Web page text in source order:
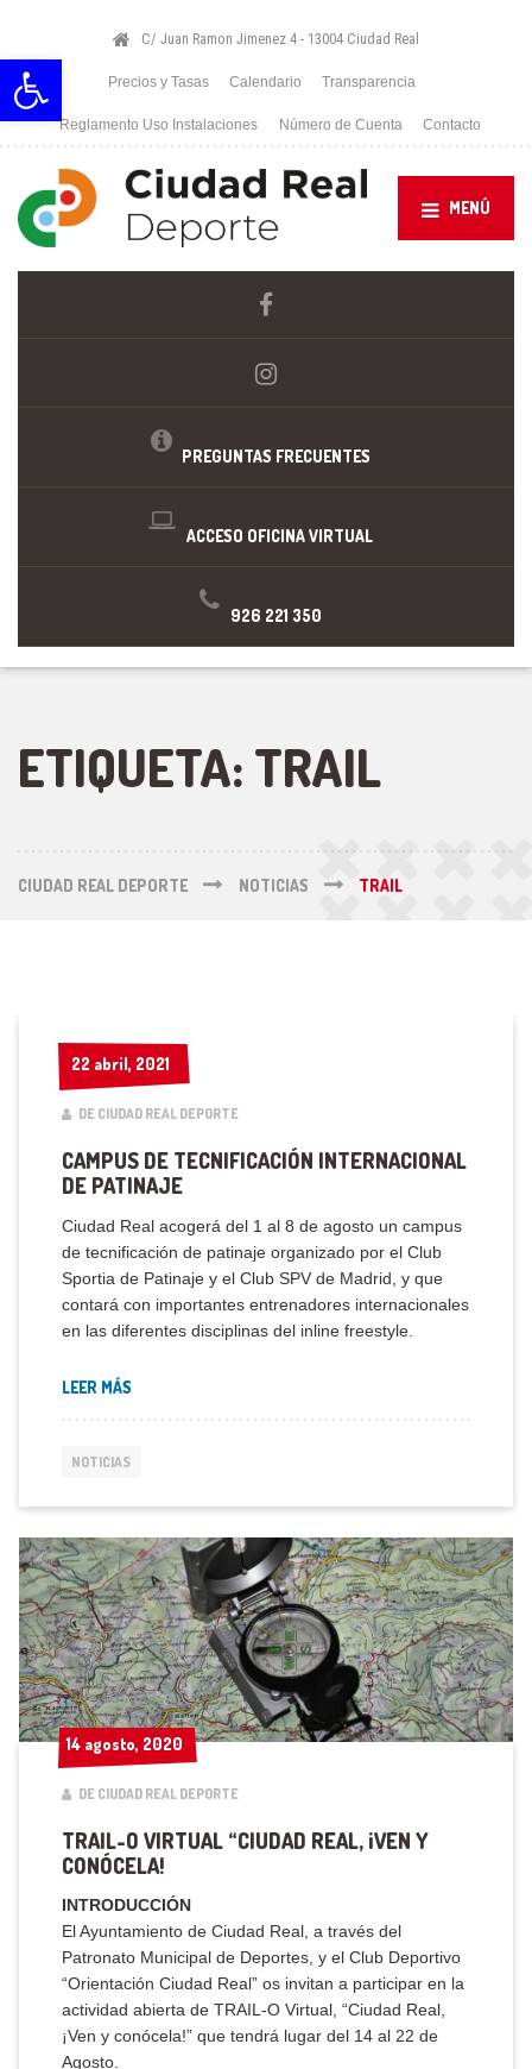
Abrir barra de herramientas
C/ Juan Ramon Jimenez 4 - 13004 Ciudad Real
Precios y Tasas Calendario Transparencia
Reglamento Uso Instalaciones Número de Cuenta Contacto
MENÚ
PREGUNTAS FRECUENTES
ACCESO OFICINA VIRTUAL
926 221 350
ETIQUETA: TRAIL
CIUDAD REAL DEPORTE NOTICIAS TRAIL
22 abril, 2021
22 abril, 2021
DE CIUDAD REAL DEPORTE
CAMPUS DE TECNIFICACIÓN INTERNACIONAL
DE PATINAJE
Ciudad Real acogerá del 1 al 8 de agosto un campus
de tecnificación de patinaje organizado por el Club
Sportia de Patinaje y el Club SPV de Madrid, y que
contará con importantes entrenadores internacionales
en las diferentes disciplinas del inline freestyle.
LEER MÁS
NOTICIAS
14 agosto, 2020
14 agosto, 2020
DE CIUDAD REAL DEPORTE
TRAIL-O VIRTUAL “CIUDAD REAL, ¡VEN Y
CONÓCELA!
INTRODUCCIÓN
El Ayuntamiento de Ciudad Real, a través del
Patronato Municipal de Deportes, y el Club Deportivo
“Orientación Ciudad Real” os invitan a participar en la
actividad abierta de TRAIL-O Virtual, “Ciudad Real,
¡Ven y conócela!” que tendrá lugar del 14 al 22 de
Agosto.